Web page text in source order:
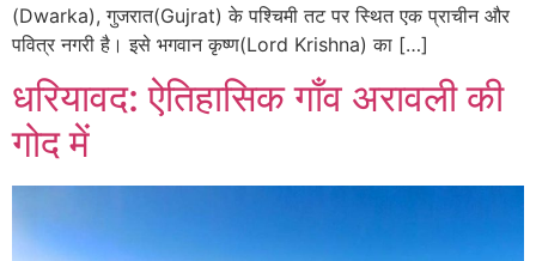
(Dwarka), गुजरात(Gujrat) के पश्चिमी तट पर स्थित एक प्राचीन और
पवित्र नगरी है। इसे भगवान कृष्ण(Lord Krishna) का […]
धरियावद: ऐतिहासिक गाँव अरावली की
गोद में